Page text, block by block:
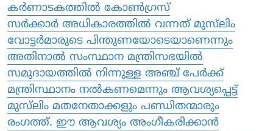
കർണാടകത്തിൽ കോൺഗ്രസ്
സർക്കാർ അധികാരത്തിൽ വന്നത് മുസ്‌ലിം
വോട്ടർമാരുടെ പിന്തുണയോടെയാണെന്നും
അതിനാൽ സംസ്ഥാന മന്ത്രിസഭയിൽ
സമുദായത്തിൽ നിന്നുള്ള അഞ്ച് പേർക്ക്
മന്ത്രിസ്ഥാനം നൽകണമെന്നും ആവശ്യപ്പെട്ട്
മുസ്‌ലിം മതനേതാക്കളും പണ്ഡിതന്മാരും
രംഗത്ത്. ഈ ആവശ്യം അംഗീകരിക്കാൻ